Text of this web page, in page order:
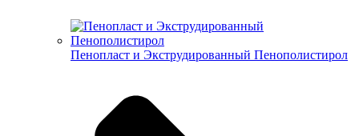
Пенопласт и Экструдированный Пенополистирол